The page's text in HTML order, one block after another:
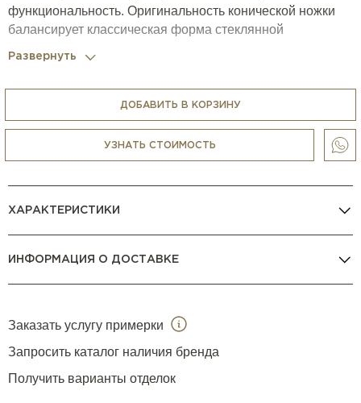
функциональность. Оригинальность конической ножки
балансирует классическая форма стеклянной
комбинации, отвечающие всем требованиям хозяина
дома.
Столик доступен также в размерах H40×D60 см и
H44×D120 см.
Развернуть
ДОБАВИТЬ В КОРЗИНУ
УЗНАТЬ СТОИМОСТЬ
ХАРАКТЕРИСТИКИ
ИНФОРМАЦИЯ О ДОСТАВКЕ
Заказать услугу примерки
Запросить каталог наличия бренда
Получить варианты отделок